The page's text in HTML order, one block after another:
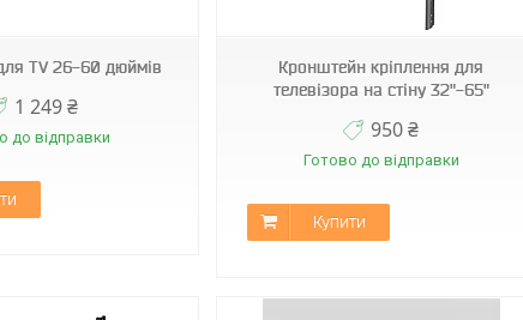
TV 26-60 дюймів
1 249 ₴
до відправки
Кронштейн кріплення для
телевізора на стіну 32"-65"
950 ₴
Готово до відправки
Купити